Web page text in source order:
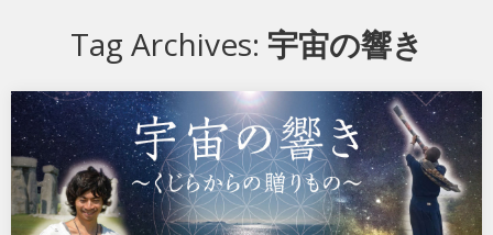
Tag Archives: 宇宙の響き